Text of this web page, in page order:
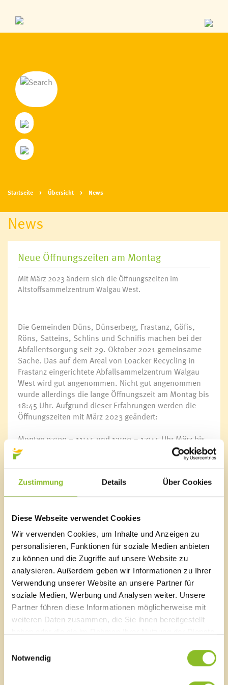
Zustimmung Details Über Cookies
Diese Webseite verwendet Cookies
Wir verwenden Cookies, um Inhalte und Anzeigen zu
personalisieren, Funktionen für soziale Medien anbieten
zu können und die Zugriffe auf unsere Website zu
analysieren. Außerdem geben wir Informationen zu Ihrer
Verwendung unserer Website an unsere Partner für
soziale Medien, Werbung und Analysen weiter. Unsere
Partner führen diese Informationen möglicherweise mit
weiteren Daten zusammen, die Sie ihnen bereitgestellt
Notwendig
Startseite Übersicht News
News
Neue Öffnungszeiten am Montag
Mit März 2023 ändern sich die Öffnungszeiten im
Altstoffsammelzentrum Walgau West.
Die Gemeinden Düns, Dünserberg, Frastanz, Göfis,
Röns, Satteins, Schlins und Schnifis machen bei der
Abfallentsorgung seit 29. Oktober 2021 gemeinsame
Sache. Das auf dem Areal von Loacker Recycling in
Frastanz eingerichtete Abfallsammelzentrum Walgau
West wird gut angenommen. Nicht gut angenommen
wurde allerdings die lange Öffnungszeit am Montag bis
18:45 Uhr. Aufgrund dieser Erfahrungen werden die
Öffnungszeiten mit März 2023 geändert:
Montag 07:00 – 11:45 und 13:00 – 17:45 Uhr März bis
Oktober | 07:00 – 11:45 und 13:00 – 16:45 November
Dienstag – Freitag 07:00 -11:45 Uhr und 13:00 – 16:45
Uhr und
Samstag 08:30 – 11:45 Uhr
Link
Altstoffsammelzentrum Walgau West
Marktgemeinde Frastanz
Sägenplatz 1
A-6820 Frastanz, Österreich
Lageplan
T0043 5522 51534-0
F 0043 5522 51534-6